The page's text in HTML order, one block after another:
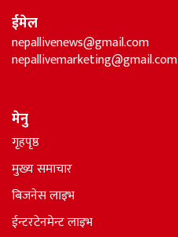
ईमेल
nepallivenews@gmail.com
nepallivemarketing@gmail.com
मेनु
गृहपृष्ठ
मुख्य समाचार
बिजनेस लाइभ
ईन्टरटेनमेन्ट लाइभ